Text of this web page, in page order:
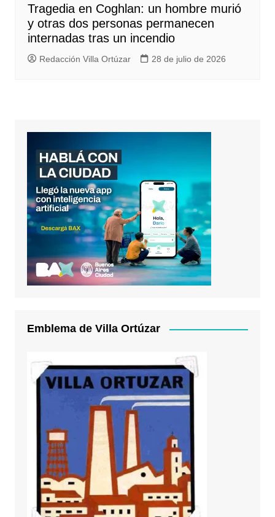
Tragedia en Coghlan: un hombre murió
y otras dos personas permanecen
internadas tras un incendio
Redacción Villa Ortúzar 28 de julio de 2026
Emblema de Villa Ortúzar